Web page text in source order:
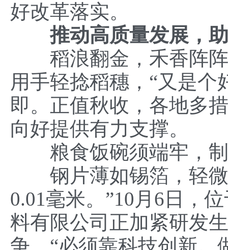
好改革落实。
推动高质量发展，助
稻浪翻金，禾香阵阵
用手轻捻稻穗，“又是
即。正值秋收，各地多
向好提供有力支撑。
粮食饭碗须端牢，制
钢片薄如锡箔，轻微
0.01毫米。”10月6日，
料有限公司正加紧研发